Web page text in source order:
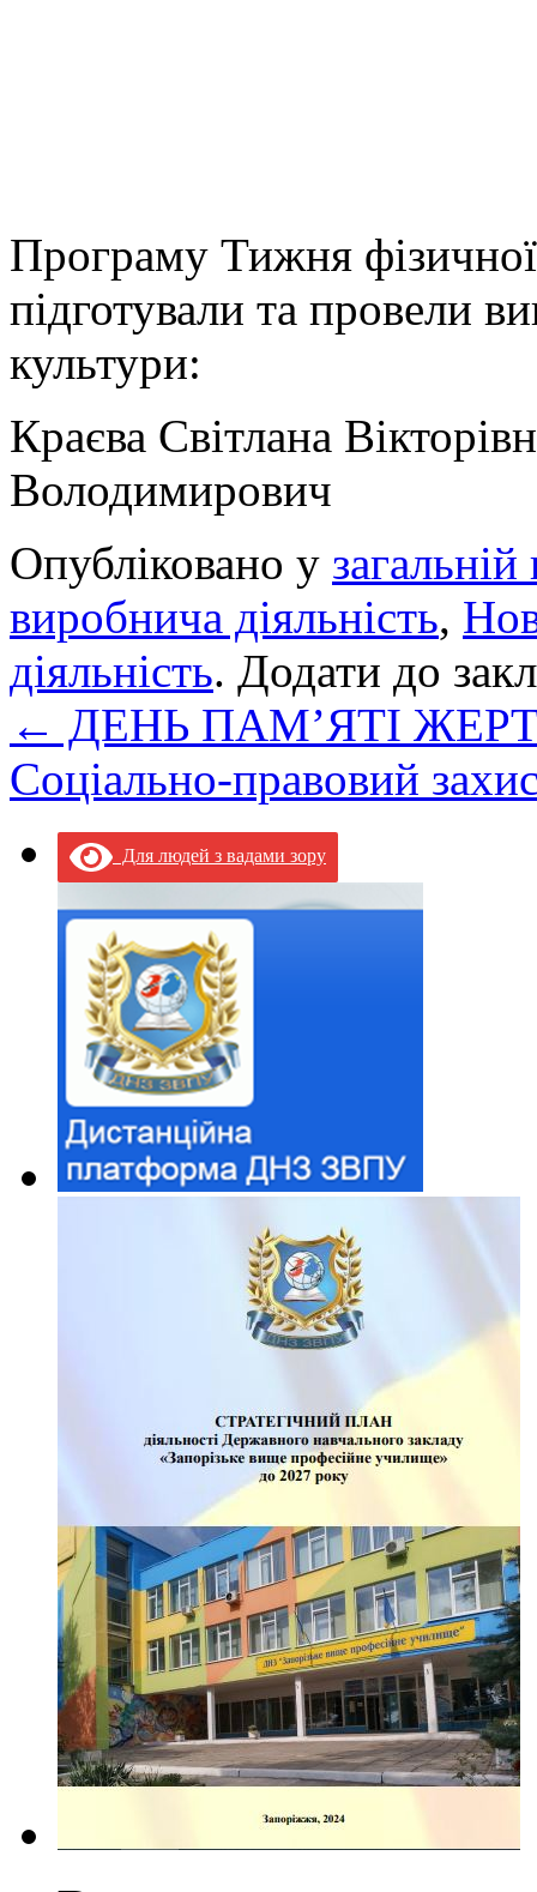
Програму Тижня
підготували та провели
Краєва Світлана
Володимирович
Опубліковано у загальній
виробнича діяльність,
діяльність. Додати до
← ДЕНЬ ПАМ’ЯТІ
Соціально-правовий
Для людей з вадами зору